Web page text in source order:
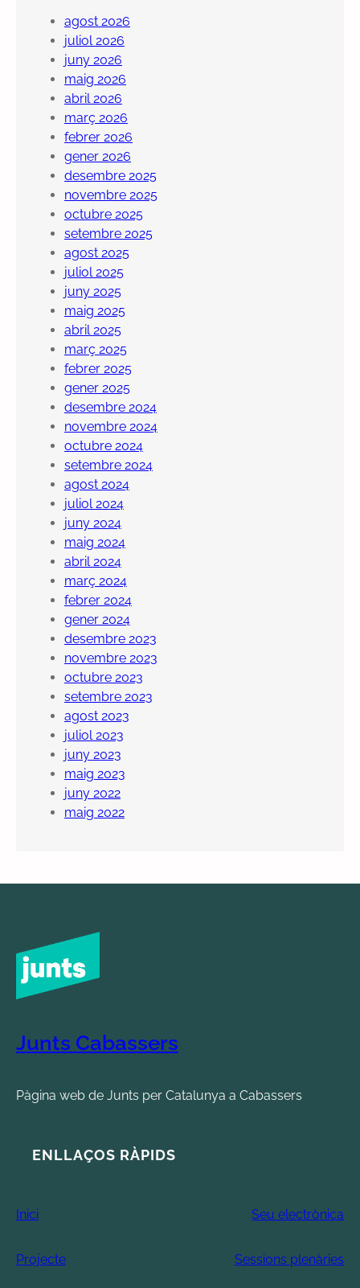
agost 2026
juliol 2026
juny 2026
maig 2026
abril 2026
març 2026
febrer 2026
gener 2026
desembre 2025
novembre 2025
octubre 2025
setembre 2025
agost 2025
juliol 2025
juny 2025
maig 2025
abril 2025
març 2025
febrer 2025
gener 2025
desembre 2024
novembre 2024
octubre 2024
setembre 2024
agost 2024
juliol 2024
juny 2024
maig 2024
abril 2024
març 2024
febrer 2024
gener 2024
desembre 2023
novembre 2023
octubre 2023
setembre 2023
agost 2023
juliol 2023
juny 2023
maig 2023
juny 2022
maig 2022
Junts Cabassers
Pàgina web de Junts per Catalunya a Cabassers
ENLLAÇOS RÀPIDS
Inici Seu electrònica
Projecte Sessions plenàries